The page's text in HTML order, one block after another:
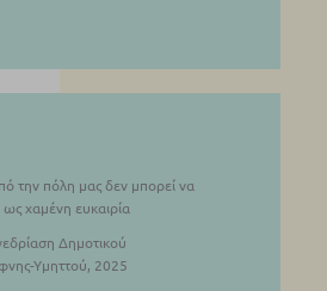
την πόλη μας δεν μπορεί να
ως χαμένη ευκαιρία
Δημοτικού
Υμηττού, 2025